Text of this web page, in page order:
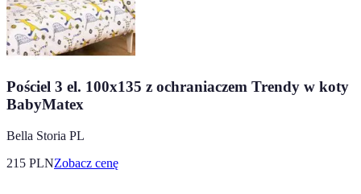
Pościel 3 el. 100x135 z ochraniaczem Trendy w koty
BabyMatex
Bella Storia PL
215 PLNZobacz cenę